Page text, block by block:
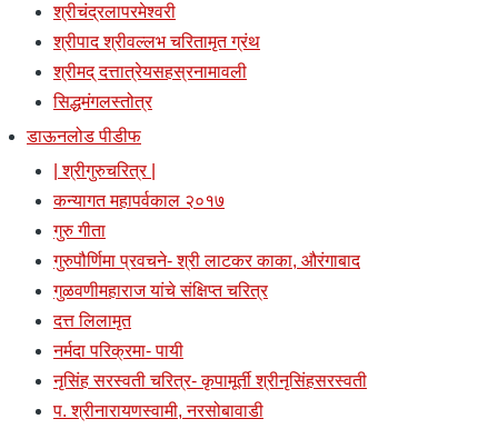
श्रीचंद्रलापरमेश्वरी
श्रीपाद श्रीवल्लभ चरितामृत ग्रंथ
श्रीमद् दत्तात्रेयसहस्रनामावली
सिद्धमंगलस्तोत्र
डाऊनलोड पीडीफ
| श्रीगुरुचरित्र |
कन्यागत महापर्वकाल २०१७
गुरु गीता
गुरुपौर्णिमा प्रवचने- श्री लाटकर काका, औरंगाबाद
गुळवणीमहाराज यांचे संक्षिप्त चरित्र
दत्त लिलामृत
नर्मदा परिक्रमा- पायी
नृसिंह सरस्वती चरित्र- कृपामूर्ती श्रीनृसिंहसरस्वती
प. श्रीनारायणस्वामी, नरसोबावाडी